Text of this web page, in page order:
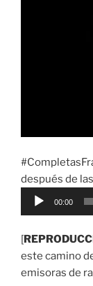
después de
Reproductor
00:00
[
este camino
emisoras de